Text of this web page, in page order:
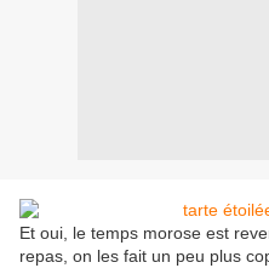
Et oui, le temps morose est
repas, on les fait un peu plus